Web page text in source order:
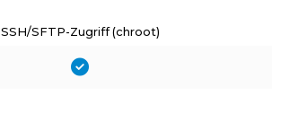
SSH/SFTP-Zugriff (chroot)